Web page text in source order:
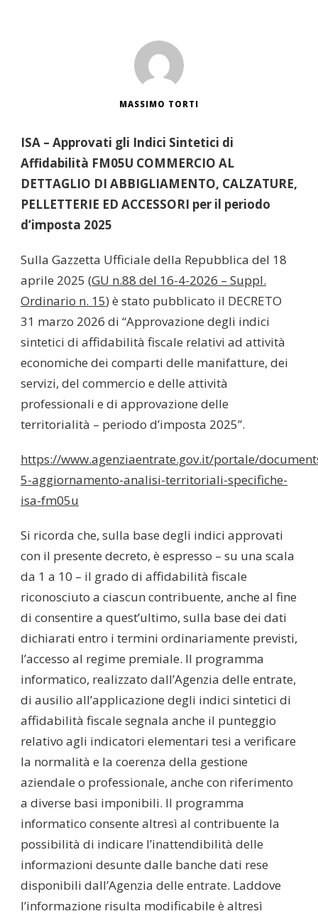
MASSIMO TORTI
ISA – Approvati gli Indici Sintetici di
Affidabilità FM05U COMMERCIO AL
DETTAGLIO DI ABBIGLIAMENTO, CALZATURE,
PELLETTERIE ED ACCESSORI per il periodo
d’imposta 2025
Sulla Gazzetta Ufficiale della Repubblica del 18
aprile 2025 (GU n.88 del 16-4-2026 – Suppl.
Ordinario n. 15) è stato pubblicato il DECRETO
31 marzo 2026 di “Approvazione degli indici
sintetici di affidabilità fiscale relativi ad attività
economiche dei comparti delle manifatture, dei
servizi, del commercio e delle attività
professionali e di approvazione delle
territorialità – periodo d’imposta 2025”.
https://www.agenziaentrate.gov.it/portale/
5-aggiornamento-analisi-territoriali-specifiche-
isa-fm05u
Si ricorda che, sulla base degli indici approvati
con il presente decreto, è espresso – su una scala
da 1 a 10 – il grado di affidabilità fiscale
riconosciuto a ciascun contribuente, anche al fine
di consentire a quest’ultimo, sulla base dei dati
dichiarati entro i termini ordinariamente previsti,
l’accesso al regime premiale. Il programma
informatico, realizzato dall’Agenzia delle entrate,
di ausilio all’applicazione degli indici sintetici di
affidabilità fiscale segnala anche il punteggio
relativo agli indicatori elementari tesi a verificare
la normalità e la coerenza della gestione
aziendale o professionale, anche con riferimento
a diverse basi imponibili. Il programma
informatico consente altresì al contribuente la
possibilità di indicare l’inattendibilità delle
informazioni desunte dalle banche dati rese
disponibili dall’Agenzia delle entrate. Laddove
l’informazione risulta modificabile è altresì